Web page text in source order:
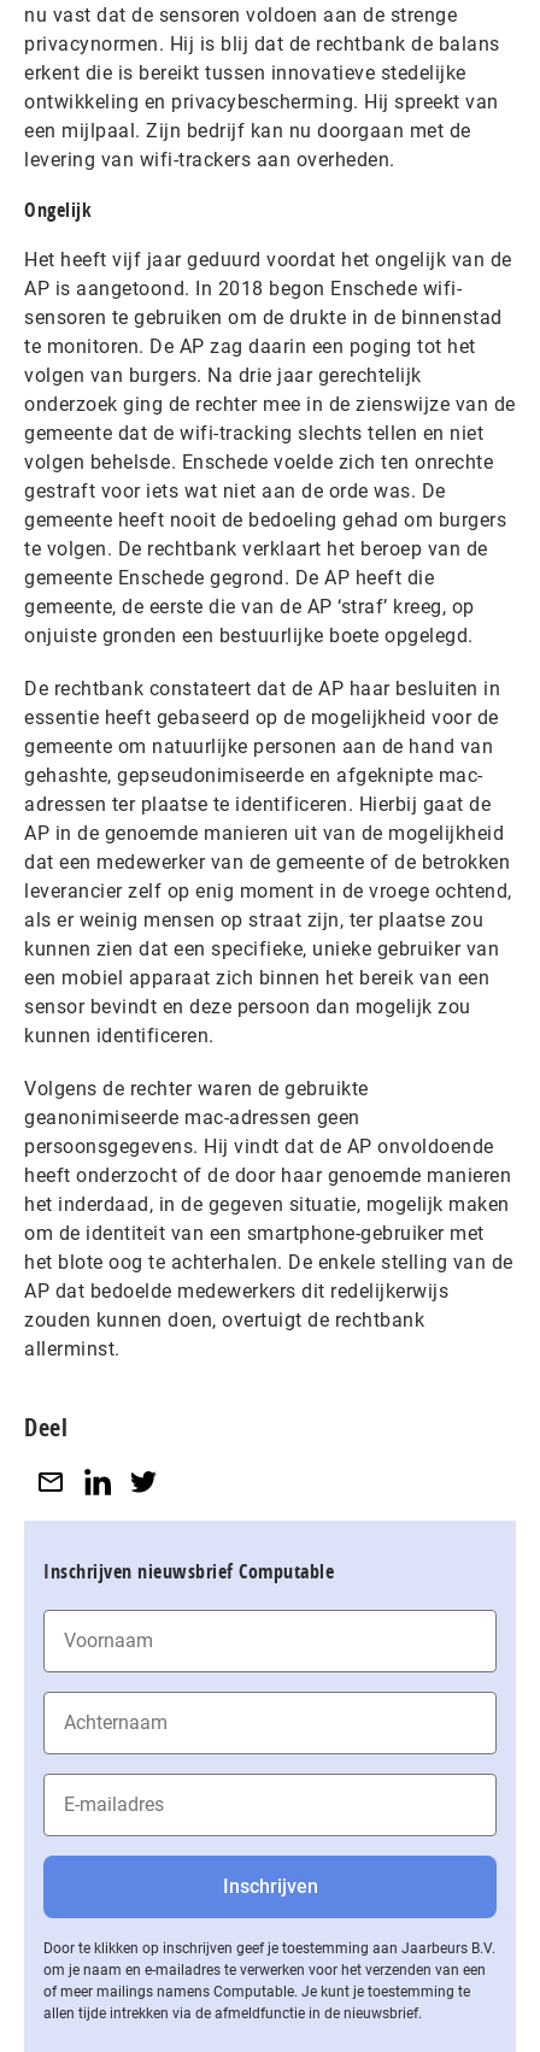
nu vast dat de sensoren voldoen aan de strenge
privacynormen. Hij is blij dat de rechtbank de balans
erkent die is bereikt tussen innovatieve stedelijke
ontwikkeling en privacybescherming. Hij spreekt van
een mijlpaal. Zijn bedrijf kan nu doorgaan met de
levering van wifi-trackers aan overheden.
Ongelijk
Het heeft vijf jaar geduurd voordat het ongelijk van de
AP is aangetoond. In 2018 begon Enschede wifi-
sensoren te gebruiken om de drukte in de binnenstad
te monitoren. De AP zag daarin een poging tot het
volgen van burgers. Na drie jaar gerechtelijk
onderzoek ging de rechter mee in de zienswijze van de
gemeente dat de wifi-tracking slechts tellen en niet
volgen behelsde. Enschede voelde zich ten onrechte
gestraft voor iets wat niet aan de orde was. De
gemeente heeft nooit de bedoeling gehad om burgers
te volgen. De rechtbank verklaart het beroep van de
gemeente Enschede gegrond. De AP heeft die
gemeente, de eerste die van de AP ‘straf’ kreeg, op
onjuiste gronden een bestuurlijke boete opgelegd.
De rechtbank constateert dat de AP haar besluiten in
essentie heeft gebaseerd op de mogelijkheid voor de
gemeente om natuurlijke personen aan de hand van
gehashte, gepseudonimiseerde en afgeknipte mac-
adressen ter plaatse te identificeren. Hierbij gaat de
AP in de genoemde manieren uit van de mogelijkheid
dat een medewerker van de gemeente of de betrokken
leverancier zelf op enig moment in de vroege ochtend,
als er weinig mensen op straat zijn, ter plaatse zou
kunnen zien dat een specifieke, unieke gebruiker van
een mobiel apparaat zich binnen het bereik van een
sensor bevindt en deze persoon dan mogelijk zou
kunnen identificeren.
Volgens de rechter waren de gebruikte
geanonimiseerde mac-adressen geen
persoonsgegevens. Hij vindt dat de AP onvoldoende
heeft onderzocht of de door haar genoemde manieren
het inderdaad, in de gegeven situatie, mogelijk maken
om de identiteit van een smartphone-gebruiker met
het blote oog te achterhalen. De enkele stelling van de
AP dat bedoelde medewerkers dit redelijkerwijs
zouden kunnen doen, overtuigt de rechtbank
allerminst.
Deel
Inschrijven nieuwsbrief Computable
Door te klikken op inschrijven geef je toestemming aan Jaarbeurs B.V.
om je naam en e-mailadres te verwerken voor het verzenden van een
of meer mailings namens Computable. Je kunt je toestemming te
allen tijde intrekken via de af­meld­func­tie in de nieuwsbrief.